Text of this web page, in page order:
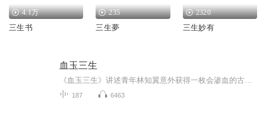
4.1万
三生书
235
三生夢
2320
三生妙有
血玉三生
187 6463